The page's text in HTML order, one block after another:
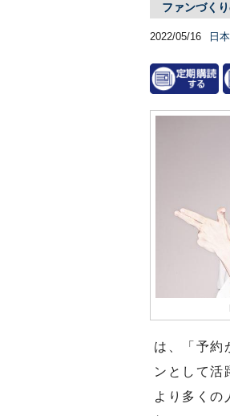
ファンづく
2022/05/16 日
は、「予約
ンとして活
より多くの